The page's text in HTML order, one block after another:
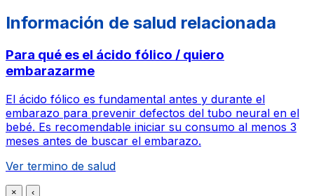
Información de salud relacionada
Para qué es el ácido fólico / quiero
embarazarme
El ácido fólico es fundamental antes y durante el
embarazo para prevenir defectos del tubo neural en el
bebé. Es recomendable iniciar su consumo al menos 3
meses antes de buscar el embarazo.
Ver termino de salud
× ‹